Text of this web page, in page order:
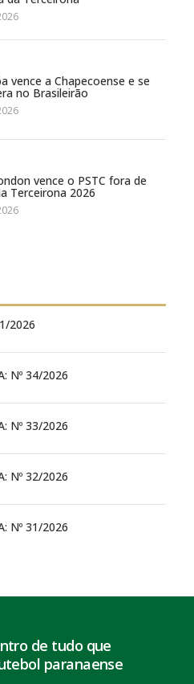
vence a Chapecoense e se
no Brasileirão
vence o PSTC fora de
Terceirona 2026
2026
Nº 34/2026
Nº 33/2026
Nº 32/2026
Nº 31/2026
de tudo que
paranaense